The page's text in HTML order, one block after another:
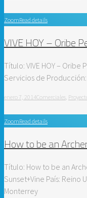
ZoomRead details
VIVE HOY – Oribe
Título: VIVE HOY –
Servicios de
enero 7, 2014Comerciales
ZoomRead details
How to be an
Título: How to be an
Sunset+Vine País:
Monterrey